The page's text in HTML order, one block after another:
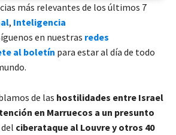
más relevantes de los últimos 7
, Inteligencia
en nuestras redes
al boletín para estar al día de todo
de las hostilidades entre Israel
en Marruecos a un presunto
ciberataque al Louvre y otros 40